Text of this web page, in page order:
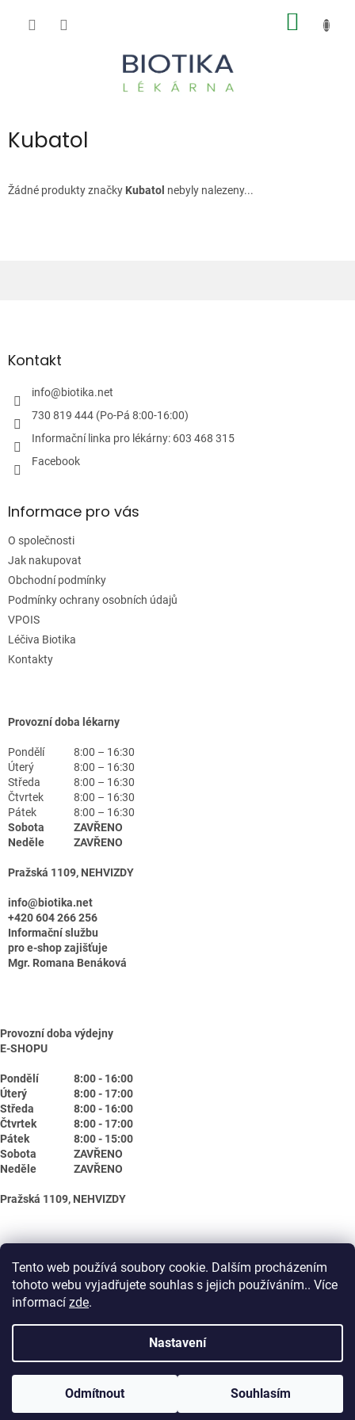
Tento web používá soubory cookie. Dalším procházením
tohoto webu vyjadřujete souhlas s jejich používáním.. Více
informací zde.
Nastavení
Odmítnout Souhlasím
Kubatol
Žádné produkty značky Kubatol nebyly nalezeny...
aKontakt
info@biotika.net
730 819 444 (Po-Pá 8:00-16:00)
Informační linka pro lékárny: 603 468 315
Facebook
Informace pro vás
O společnosti
Jak nakupovat
Obchodní podmínky
Podmínky ochrany osobních údajů
VPOIS
Léčiva Biotika
Kontakty
Provozní doba lékarny
Pondělí
8:00 – 16:30
Úterý
8:00 – 16:30
Středa
8:00 – 16:30
Čtvrtek
8:00 – 16:30
Pátek
8:00 – 16:30
Sobota
ZAVŘENO
Neděle
ZAVŘENO
Pražská 1109, NEHVIZDY
info@biotika.net
+420 604 266 256
Informační službu
pro e-shop zajišťuje
Mgr. Romana Benáková
Provozní doba výdejny
E-SHOPU
Pondělí
8:00 - 16:00
Úterý
8:00 - 17:00
Středa
8:00 - 16:00
Čtvrtek
8:00 - 17:00
Pátek
8:00 - 15:00
Sobota
ZAVŘENO
Neděle
ZAVŘENO
Pražská 1109, NEHVIZDY
Vytvořil Shoptet
Copyright 2026Biotika.net . Všechna práva vyhrazena.